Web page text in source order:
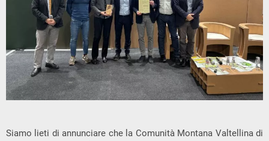
Siamo lieti di annunciare che la Comunità Montana Valtellina di